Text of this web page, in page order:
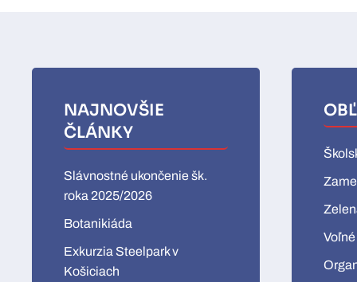
NAJNOVŠIE
ČLÁNKY
Slávnostné ukončenie šk.
roka 2025/2026
Botanikiáda
Exkurzia Steelpark v
Košiciach